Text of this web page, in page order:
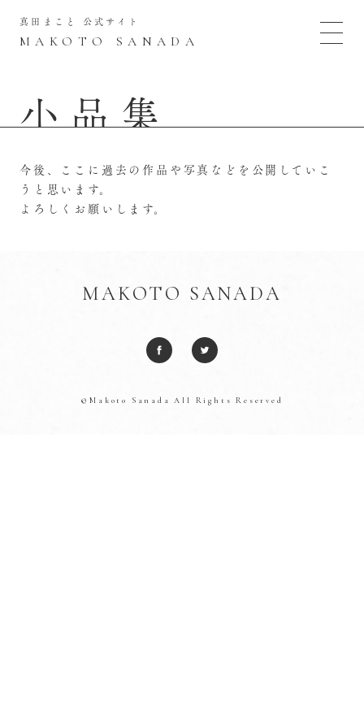
真田まこと 公式サイト
MAKOTO SANADA
小品集
今後、ここに過去の作品や写真などを公開していこ
うと思います。
よろしくお願いします。
MAKOTO SANADA
©Makoto Sanada All Rights Reserved